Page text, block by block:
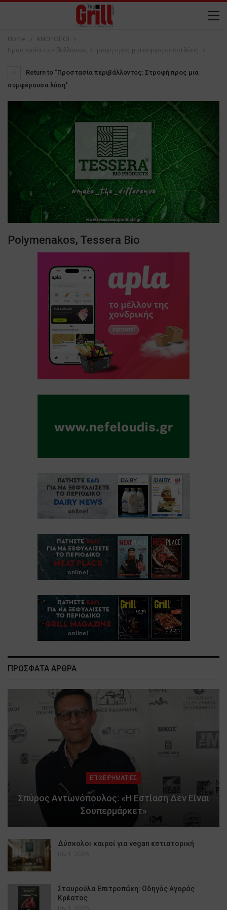
Home
ΑΝΘΡΩΠΟΙ
Προστασία περιβάλλοντος: Στροφή προς μια συμφέρουσα λύση
Return to "Προστασία περιβάλλοντος: Στροφή προς μια
συμφέρουσα λύση"
Polymenakos, Tessera Bio
ΠΡΟΣΦΑΤΑ ΑΡΘΡΑ
ΕΠΙΧΕΙΡΗΜΑΤΙΕΣ
Σπύρος Αντωνόπουλος: «Η Εστίαση Δεν Είναι
Σουπερμάρκετ»
Δύσκολοι καιροί για vegan εστιατορική
Ιαν 1, 2026
Σταυρούλα Επιτροπάκη: Οδηγός Αγοράς
Κρέατος
Ιαν 1, 2026